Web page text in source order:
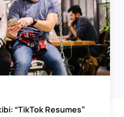
“TikTok Resumes”